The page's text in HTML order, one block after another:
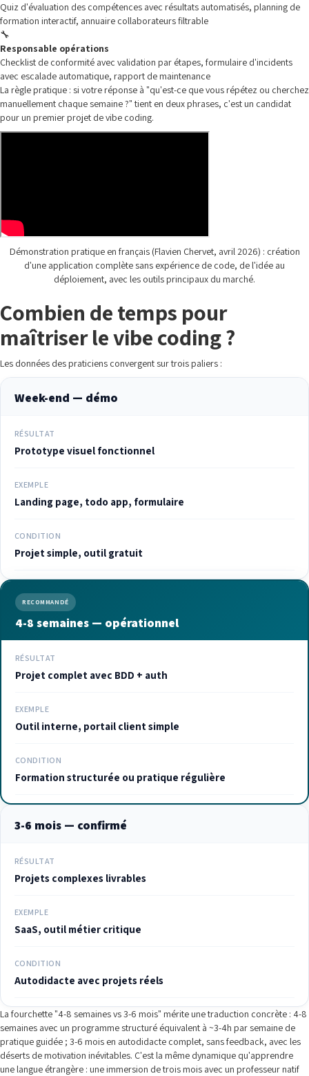
Quiz d'évaluation des compétences avec résultats automatisés, planning de
formation interactif, annuaire collaborateurs filtrable
🔧
Responsable opérations
Checklist de conformité avec validation par étapes, formulaire d'incidents
avec escalade automatique, rapport de maintenance
La règle pratique : si votre réponse à "qu'est-ce que vous répétez ou cherchez
manuellement chaque semaine ?" tient en deux phrases, c'est un candidat
pour un premier projet de vibe coding.
Démonstration pratique en français (Flavien Chervet, avril 2026) : création
d'une application complète sans expérience de code, de l'idée au
déploiement, avec les outils principaux du marché.
Combien de temps pour
maîtriser le vibe coding ?
Les données des praticiens convergent sur trois paliers :
Week-end — démo
RÉSULTAT
Prototype visuel fonctionnel
EXEMPLE
Landing page, todo app, formulaire
CONDITION
Projet simple, outil gratuit
RECOMMANDÉ
4-8 semaines — opérationnel
RÉSULTAT
Projet complet avec BDD + auth
EXEMPLE
Outil interne, portail client simple
CONDITION
Formation structurée ou pratique régulière
3-6 mois — confirmé
RÉSULTAT
Projets complexes livrables
EXEMPLE
SaaS, outil métier critique
CONDITION
Autodidacte avec projets réels
La fourchette "4-8 semaines vs 3-6 mois" mérite une traduction concrète : 4-8
semaines avec un programme structuré équivalent à ~3-4h par semaine de
pratique guidée ; 3-6 mois en autodidacte complet, sans feedback, avec les
déserts de motivation inévitables. C'est la même dynamique qu'apprendre
une langue étrangère : une immersion de trois mois avec un professeur natif